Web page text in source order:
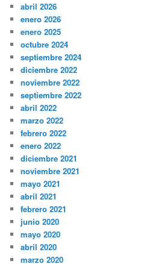
abril 2026
enero 2026
enero 2025
octubre 2024
septiembre 2024
diciembre 2022
noviembre 2022
septiembre 2022
abril 2022
marzo 2022
febrero 2022
enero 2022
diciembre 2021
noviembre 2021
mayo 2021
abril 2021
febrero 2021
junio 2020
mayo 2020
abril 2020
marzo 2020